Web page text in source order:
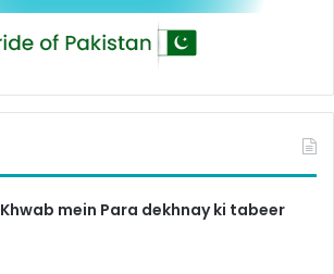
Khwab mein Para dekhnay ki tabeer